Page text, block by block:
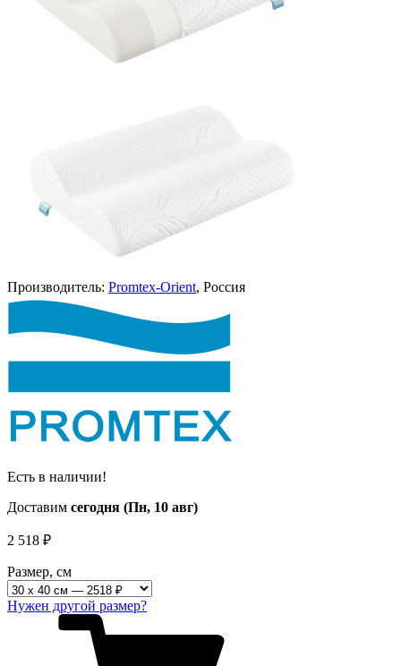
Производитель: Promtex-Orient, Россия
Есть в наличии!
Доставим сегодня (Пн, 10 авг)
2 518 ₽
Размер, см
Нужен другой размер?